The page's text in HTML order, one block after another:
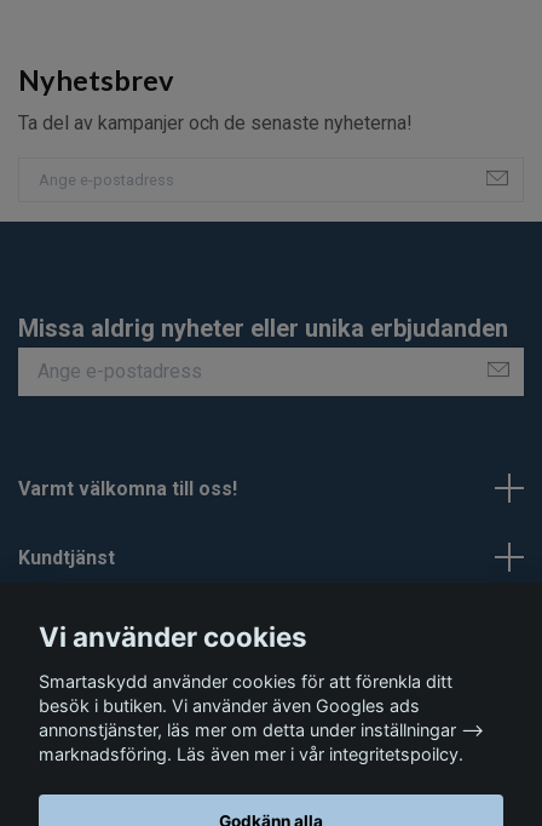
Nyhetsbrev
Ta del av kampanjer och de senaste nyheterna!
Missa aldrig nyheter eller unika erbjudanden
Varmt välkomna till oss!
Kundtjänst
Om Smartaskydd
Sociala medier
Vi använder cookies
Smartaskydd använder cookies för att förenkla ditt
besök i butiken. Vi använder även Googles ads
annonstjänster, läs mer om detta under inställningar -->
marknadsföring. Läs även mer i vår integritetspoilcy.
Godkänn alla